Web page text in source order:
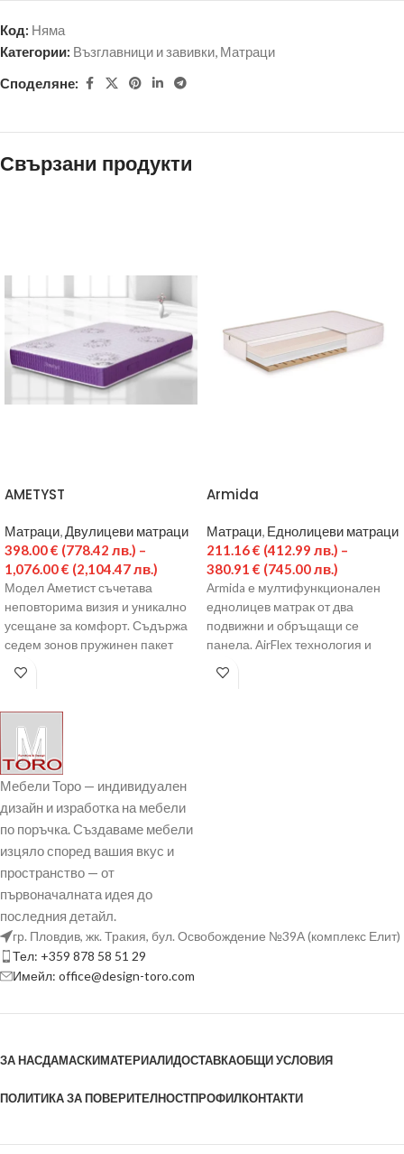
Код: Няма
Категории: Възглавници и завивки, Матраци
Споделяне:
Свързани продукти
AMETYST
Матраци,Двулицеви матраци
398.00€ (778.42 лв.) –
1,076.00€ (2,104.47 лв.)
Модел Аметист съчетава
неповторима визия и уникално
усещане за комфорт. Съдържа
седем зонов пружинен пакет
опаковани и
Armida
Матраци, Еднолицеви матраци
211.16€ (412.99 лв.) –
380.91 € (745.00 лв.)
Armida е мултифункционален
еднолицев матрак от два
подвижни и обръщащи се
панела. AirFlex технология и
канали по профила
Мебели Торо — индивидуален
дизайн и изработка на мебели
по поръчка. Създаваме мебели
изцяло според вашия вкус и
пространство — от
първоначалната идея до
последния детайл.
гр. Пловдив, жк. Тракия, бул. Освобождение №39А (комплекс Елит)
Тел: +359 878 58 51 29
Имейл: office@design-toro.com
ЗА НАСДАМАСКИМАТЕРИАЛИДОСТАВКАОБЩИ УСЛОВИЯ
ПОЛИТИКА ЗА ПОВЕРИТЕЛНОСТПРОФИЛКОНТАКТИ